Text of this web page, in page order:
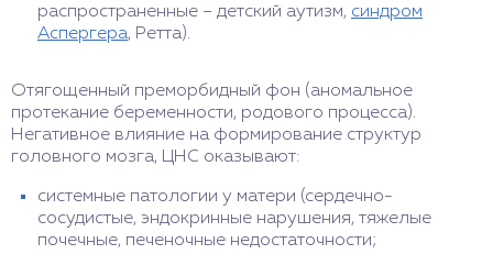
распространенные – детский аутизм, синдром
Аспергера, Ретта).
Отягощенный преморбидный фон (аномальное
протекание беременности, родового процесса).
Негативное влияние на формирование структур
головного мозга, ЦНС оказывают:
системные патологии у матери (сердечно-
сосудистые, эндокринные нарушения, тяжелые
почечные, печеночные недостаточности;